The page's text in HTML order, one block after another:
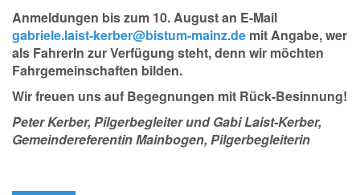
Anmeldungen bis zum 10. August an E-Mail
gabriele.laist-kerber@bistum-mainz.de mit Angabe, wer
als FahrerIn zur Verfügung steht, denn wir möchten
Fahrgemeinschaften bilden.
Wir freuen uns auf Begegnungen mit Rück-Besinnung!
Peter Kerber, Pilgerbegleiter und Gabi Laist-Kerber,
Gemeindereferentin Mainbogen, Pilgerbegleiterin